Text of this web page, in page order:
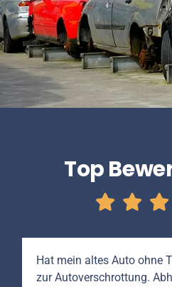
Top
Hat mein altes Auto ohne
zur Autoverschrottung.